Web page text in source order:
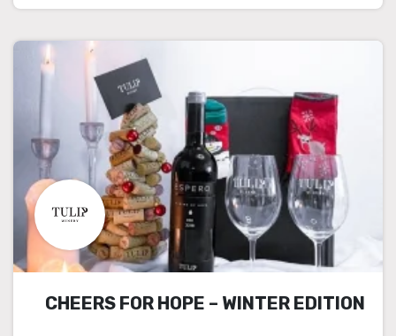
CHEERS FOR HOPE – WINTER EDITION